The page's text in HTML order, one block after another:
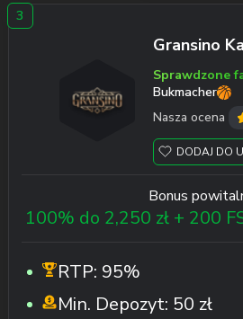
Gransino
Sprawdzone
Bukmacher
Nasza ocena
DODAJ DO
Bonus
100% do 2,250 zł + 200
RTP: 95%
Min. Depozyt: 50 zł